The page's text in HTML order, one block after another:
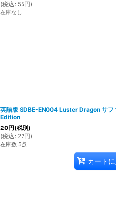
(税込 : 55円)
在庫なし
英語版 SDBE-EN004 Luster Dragon サフ
Edition
20円(税別)
(税込 : 22円)
在庫数 5点
カート